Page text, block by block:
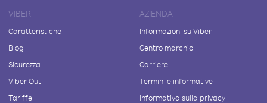
VIBER
Caratteristiche
Blog
Sicurezza
Viber Out
Tariffe
AZIENDA
Informazioni su Viber
Centro marchio
Carriere
Termini e informative
Informativa sulla privacy